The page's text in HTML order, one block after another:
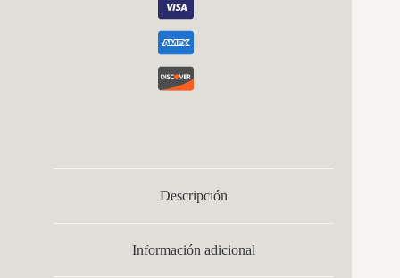
Remoto+reg.intens.+temporizador+memoria
Descripción
Información adicional